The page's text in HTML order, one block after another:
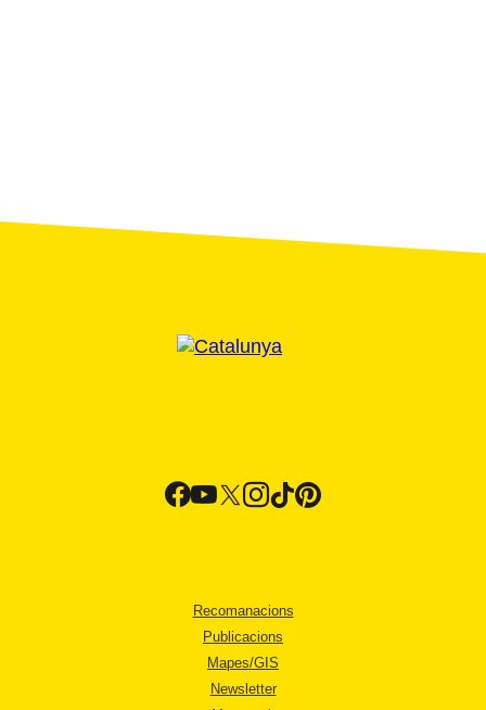
Recomanacions
Publicacions
Mapes/GIS
Newsletter